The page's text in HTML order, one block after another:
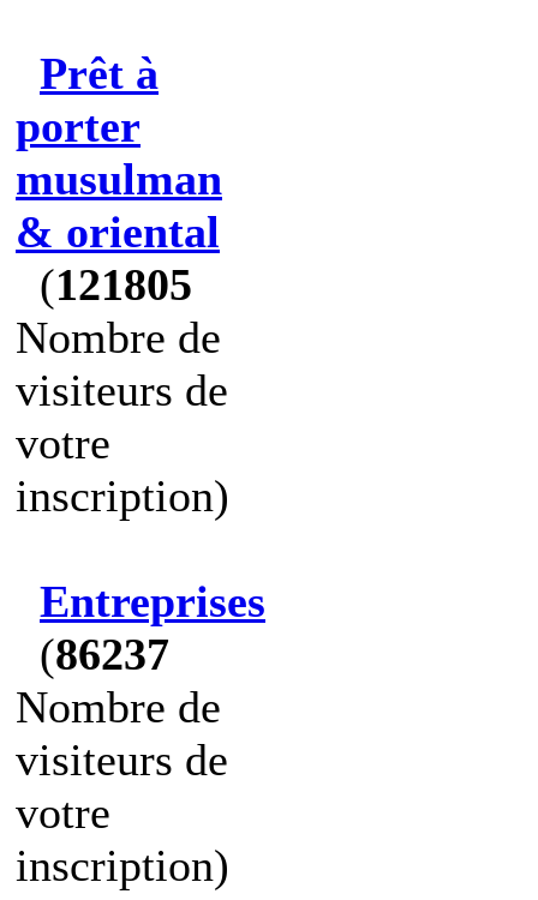
Prêt à
porter
musulman
& oriental
(121805
Nombre de
visiteurs de
votre
inscription)
Entreprises
(86237
Nombre de
visiteurs de
votre
inscription)